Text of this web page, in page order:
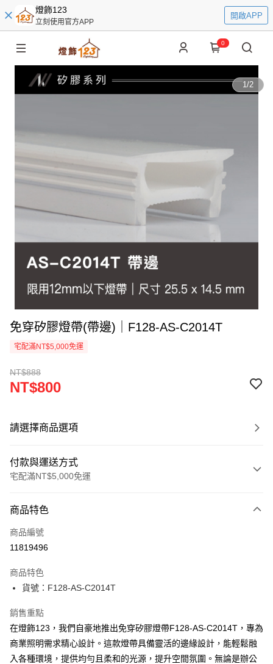
燈飾123
立刻使用官方APP
開啟APP
0
1/2
免穿矽膠燈帶(帶邊)｜F128-AS-C2014T
宅配滿NT$5,000免運
NT$888
NT$800
請選擇商品選項
付款與運送方式
宅配滿NT$5,000免運
信用卡一次付款
LINE Pay
街口支付
悠遊付
Google Pay
全盈+PAY
商品特色
商品編號
11819496
商品特色
貨號：F128-AS-C2014T
銷售重點
在燈飾123，我們自豪地推出免穿矽膠燈帶F128-AS-C2014T，專為
商業照明需求精心設計。這款燈帶具備靈活的邊緣設計，能輕鬆融
入各種環境，提供均勻且柔和的光源，提升空間氛圍。無論是辦公